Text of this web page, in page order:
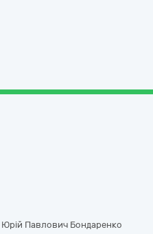
Юрій Павлович Бондаренко